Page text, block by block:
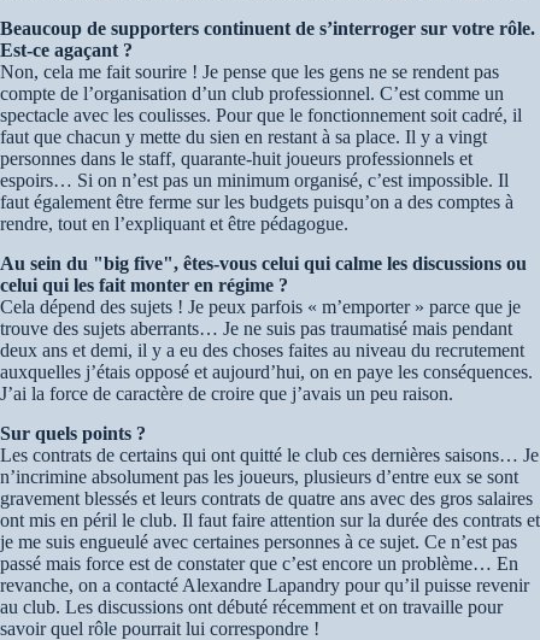
Beaucoup de supporters continuent de s’interroger sur votre rôle.
Est-ce agaçant ?
Non, cela me fait sourire ! Je pense que les gens ne se rendent pas
compte de l’organisation d’un club professionnel. C’est comme un
spectacle avec les coulisses. Pour que le fonctionnement soit cadré, il
faut que chacun y mette du sien en restant à sa place. Il y a vingt
personnes dans le staff, quarante-huit joueurs professionnels et
espoirs… Si on n’est pas un minimum organisé, c’est impossible. Il
faut également être ferme sur les budgets puisqu’on a des comptes à
rendre, tout en l’expliquant et être pédagogue.
Au sein du "big five", êtes-vous celui qui calme les discussions ou
celui qui les fait monter en régime ?
Cela dépend des sujets ! Je peux parfois « m’emporter » parce que je
trouve des sujets aberrants… Je ne suis pas traumatisé mais pendant
deux ans et demi, il y a eu des choses faites au niveau du recrutement
auxquelles j’étais opposé et aujourd’hui, on en paye les conséquences.
J’ai la force de caractère de croire que j’avais un peu raison.
Sur quels points ?
Les contrats de certains qui ont quitté le club ces dernières saisons… Je
n’incrimine absolument pas les joueurs, plusieurs d’entre eux se sont
gravement blessés et leurs contrats de quatre ans avec des gros salaires
ont mis en péril le club. Il faut faire attention sur la durée des contrats et
je me suis engueulé avec certaines personnes à ce sujet. Ce n’est pas
passé mais force est de constater que c’est encore un problème… En
revanche, on a contacté Alexandre Lapandry pour qu’il puisse revenir
au club. Les discussions ont débuté récemment et on travaille pour
savoir quel rôle pourrait lui correspondre !